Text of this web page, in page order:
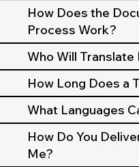
How Does the
Process Work?
Who Will
How Long Does a
What Languages
How Do You
Me?